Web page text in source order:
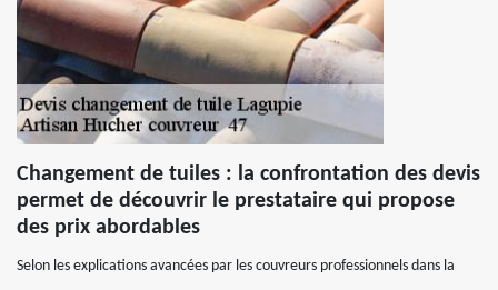
Changement de tuiles : la confrontation des devis
permet de découvrir le prestataire qui propose
des prix abordables
Selon les explications avancées par les couvreurs professionnels dans la